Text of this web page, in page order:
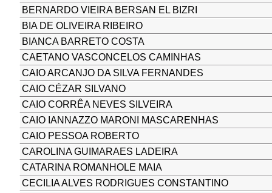
BERNARDO VIEIRA BERSAN EL BIZRI
BIA DE OLIVEIRA RIBEIRO
BIANCA BARRETO COSTA
CAETANO VASCONCELOS CAMINHAS
CAIO ARCANJO DA SILVA FERNANDES
CAIO CÉZAR SILVANO
CAIO CORRÊA NEVES SILVEIRA
CAIO IANNAZZO MARONI MASCARENHAS
CAIO PESSOA ROBERTO
CAROLINA GUIMARAES LADEIRA
CATARINA ROMANHOLE MAIA
CECILIA ALVES RODRIGUES CONSTANTINO